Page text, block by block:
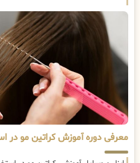
معرفی دوره آموزش کراتین مو در